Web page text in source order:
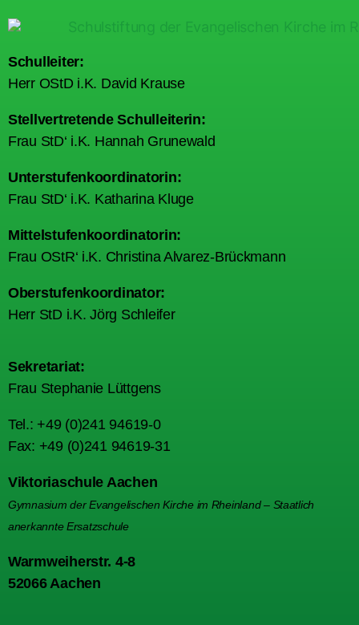
Schulleiter:
Herr OStD i.K. David Krause
Stellvertretende Schulleiterin:
Frau StD‘ i.K. Hannah Grunewald
Unterstufenkoordinatorin:
Frau StD‘ i.K. Katharina Kluge
Mittelstufenkoordinatorin:
Frau OStR‘ i.K. Christina Alvarez-Brückmann
Oberstufenkoordinator:
Herr StD i.K. Jörg Schleifer
Sekretariat:
Frau Stephanie Lüttgens
Tel.: +49 (0)241 94619-0
Fax: +49 (0)241 94619-31
Viktoriaschule Aachen
Gymnasium der Evangelischen Kirche im Rheinland – Staatlich
anerkannte Ersatzschule
Warmweiherstr. 4-8
52066 Aachen